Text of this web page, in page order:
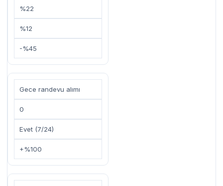
%22
%12
-%45
Gece randevu alımı
0
Evet (7/24)
+%100